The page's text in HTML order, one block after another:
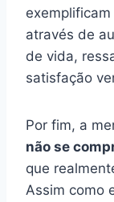
através de
de vida,
satisfação
Por fim, a
não se
que
Assim como